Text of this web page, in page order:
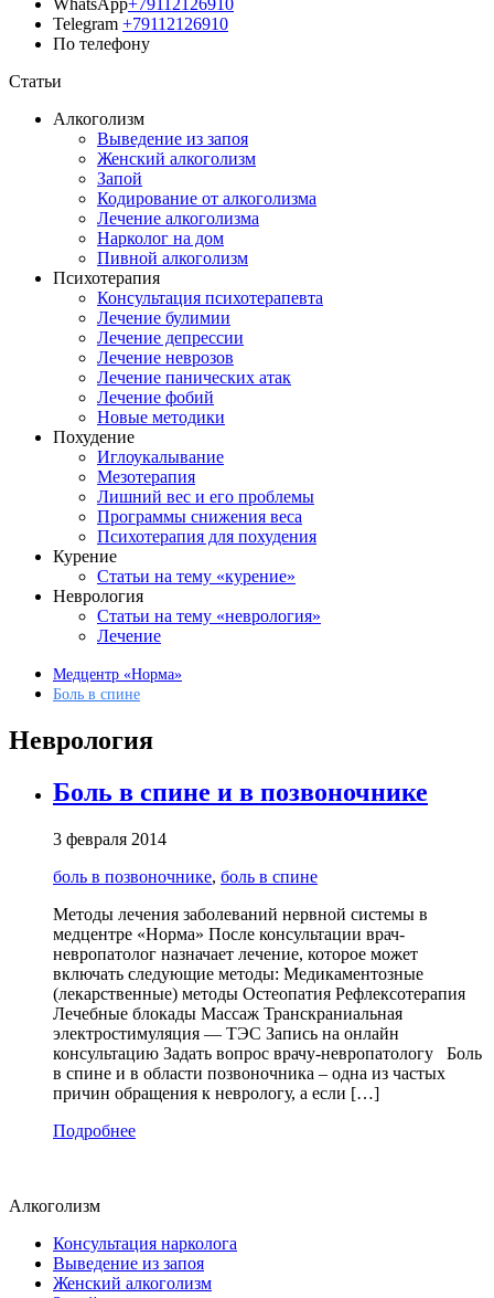
WhatsApp+79112126910
Telegram +79112126910
По телефону
Статьи
Алкоголизм
Выведение из запоя
Женский алкоголизм
Запой
Кодирование от алкоголизма
Лечение алкоголизма
Нарколог на дом
Пивной алкоголизм
Психотерапия
Консультация психотерапевта
Лечение булимии
Лечение депрессии
Лечение неврозов
Лечение панических атак
Лечение фобий
Новые методики
Похудение
Иглоукалывание
Мезотерапия
Лишний вес и его проблемы
Программы снижения веса
Психотерапия для похудения
Курение
Статьи на тему «курение»
Неврология
Статьи на тему «неврология»
Лечение
Медцентр «Норма»
Боль в спине
Неврология
Боль в спине и в позвоночнике
3 февраля 2014
боль в позвоночнике, боль в спине
Методы лечения заболеваний нервной системы в
медцентре «Норма» После консультации врач-
невропатолог назначает лечение, которое может
включать следующие методы: Медикаментозные
(лекарственные) методы Остеопатия Рефлексотерапия
Лечебные блокады Массаж Транскраниальная
электростимуляция — ТЭС Запись на онлайн
консультацию Задать вопрос врачу-невропатологу Боль
в спине и в области позвоночника – одна из частых
причин обращения к неврологу, а если […]
Подробнее
Алкоголизм
Консультация нарколога
Выведение из запоя
Женский алкоголизм